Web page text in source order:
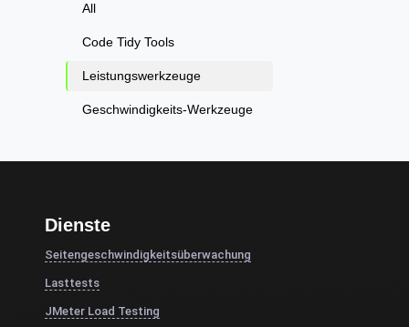
All
Code Tidy Tools
Leistungswerkzeuge
Geschwindigkeits-Werkzeuge
Dienste
Seitengeschwindigkeitsüberwachung
Lasttests
JMeter Load Testing